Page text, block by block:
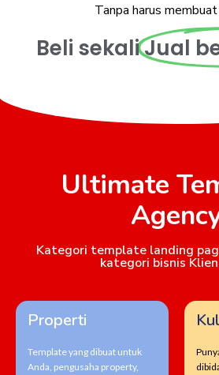
Tanpa harus
Beli sekaliJual
Ultimate
Kategori template landing
kategori bisnis
Properti
Template yang dibuat untuk
Anda, pengusaha property,